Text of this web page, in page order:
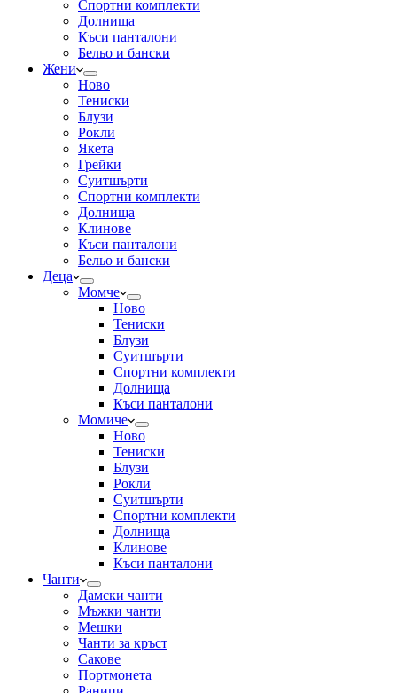
Спортни комплекти
Долнища
Къси панталони
Бельо и бански
Жени
Ново
Тениски
Блузи
Рокли
Якета
Грейки
Суитшърти
Спортни комплекти
Долнища
Клинове
Къси панталони
Бельо и бански
Деца
Момче
Ново
Тениски
Блузи
Суитшърти
Спортни комплекти
Долнища
Къси панталони
Момиче
Ново
Тениски
Блузи
Рокли
Суитшърти
Спортни комплекти
Долнища
Клинове
Къси панталони
Чанти
Дамски чанти
Мъжки чанти
Мешки
Чанти за кръст
Сакове
Портмонета